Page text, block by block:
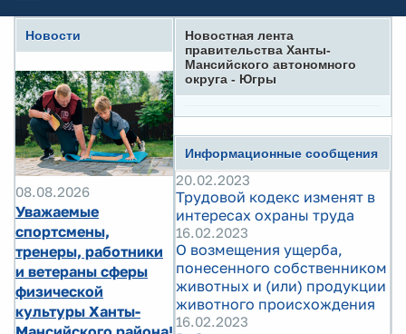
Новости
08.08.2026
Уважаемые
спортсмены,
тренеры, работники
и ветераны сферы
физической
культуры Ханты-
Новостная лента
правительства Ханты-
Мансийского автономного
округа - Югры
Информационные сообщения
20.02.2023
Трудовой кодекс изменят в
интересах охраны труда
16.02.2023
О возмещения ущерба,
понесенного собственником
животных и (или) продукции
животного происхождения
16.02.2023